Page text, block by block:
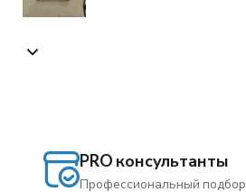
PRO консультанты
Профессиональный подбор